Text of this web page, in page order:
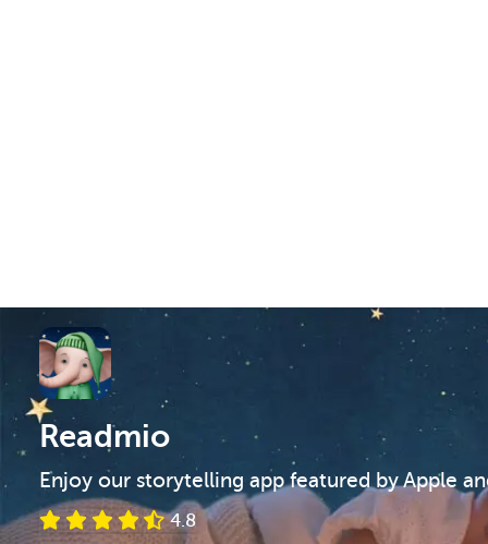
Readmio
Enjoy our storytelling app featured by Apple
4.8